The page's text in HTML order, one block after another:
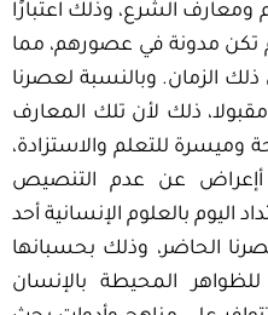
الشرع، وذلك اعتبارًا
تكن مدونة في عصورهم، مما
الزمان. وبالنسبة لعصرنا
ذلك لأن تلك المعارف
وميسرة للتعلم والاستزادة،
عن عدم التنصيص
اليوم بالعلوم الإنسانية أحد
الحاضر، وذلك بحسبانها
المحيطة بالإنسان